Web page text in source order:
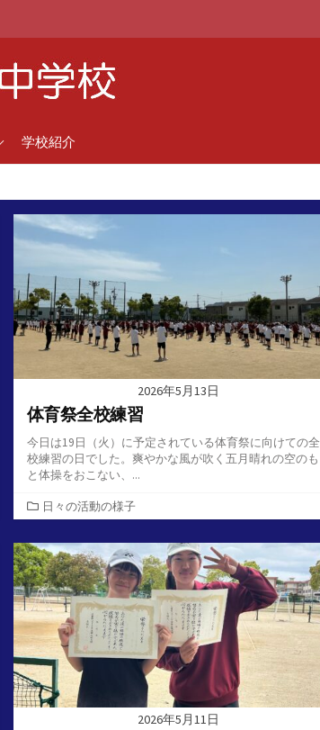
予定学校紹介
2026年5月13日
体育祭全校練習
今日は19日（火）に予定されている体育祭に向けての全
校練習の日でした。爽やかな風が吹く五月晴れの空のも
と体操をおこない、...
カ
テ
ゴ
リ
ー
日々の活動の様子
2026年5月11日